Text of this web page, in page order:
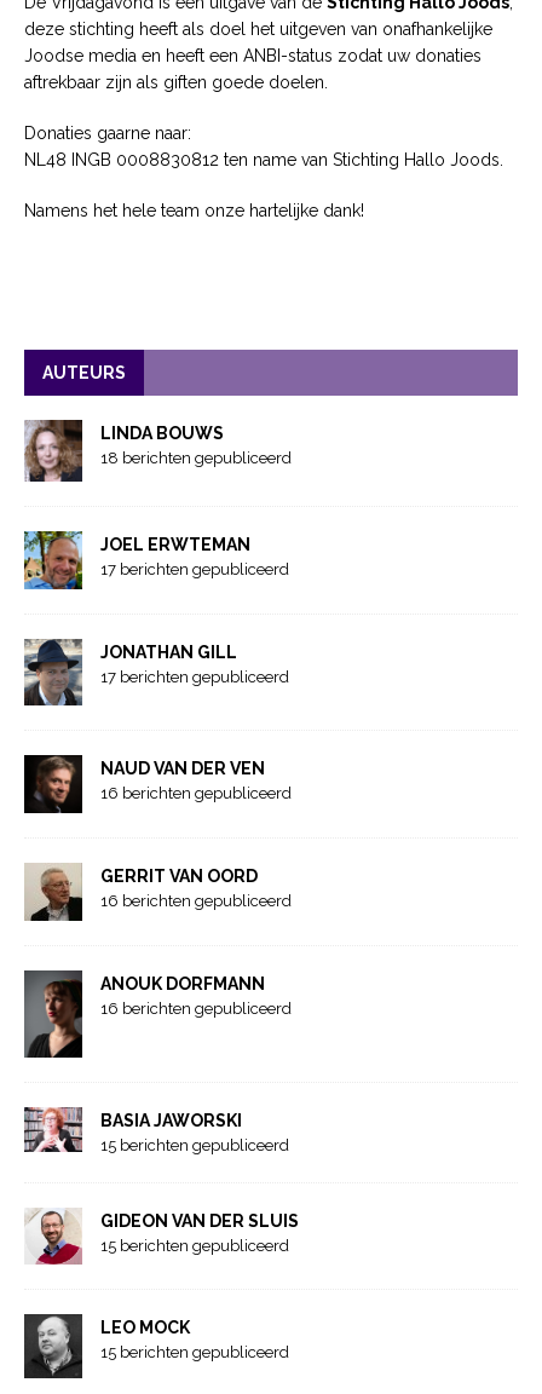
deze stichting heeft als doel het uitgeven van onafhankelijke
Joodse media en heeft een ANBI-status zodat uw donaties
aftrekbaar zijn als giften goede doelen.
Donaties gaarne naar:
NL48 INGB 0008830812 ten name van Stichting Hallo Joods.
Namens het hele team onze hartelijke dank!
AUTEURS
LINDA BOUWS
18 berichten gepubliceerd
JOEL ERWTEMAN
17 berichten gepubliceerd
JONATHAN GILL
17 berichten gepubliceerd
NAUD VAN DER VEN
16 berichten gepubliceerd
GERRIT VAN OORD
16 berichten gepubliceerd
ANOUK DORFMANN
16 berichten gepubliceerd
BASIA JAWORSKI
15 berichten gepubliceerd
GIDEON VAN DER SLUIS
15 berichten gepubliceerd
LEO MOCK
15 berichten gepubliceerd